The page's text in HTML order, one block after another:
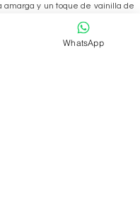
amarga y un toque de vainilla de
sofisticado.
WhatsApp